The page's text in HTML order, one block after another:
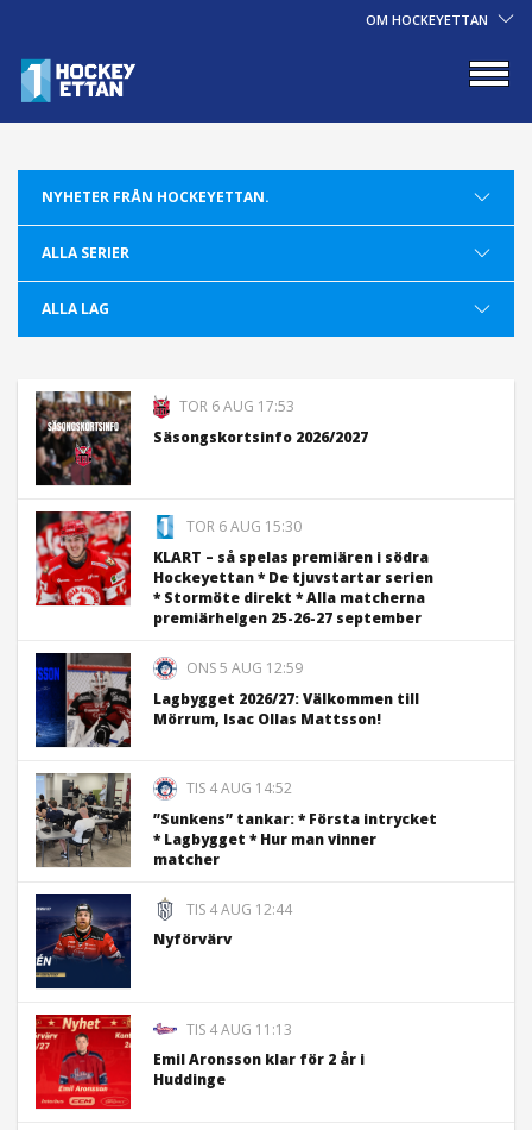
OM HOCKEYETTAN
TOR 6 AUG 17:53
Säsongskortsinfo 2026/2027
TOR 6 AUG 15:30
KLART – så spelas premiären i södra
Hockeyettan * De tjuvstartar serien
* Stormöte direkt * Alla matcherna
premiärhelgen 25-26-27 september
ONS 5 AUG 12:59
Lagbygget 2026/27: Välkommen till
Mörrum, Isac Ollas Mattsson!
TIS 4 AUG 14:52
”Sunkens” tankar: * Första intrycket
* Lagbygget * Hur man vinner
matcher
TIS 4 AUG 12:44
Nyförvärv
TIS 4 AUG 11:13
Emil Aronsson klar för 2 år i
Huddinge